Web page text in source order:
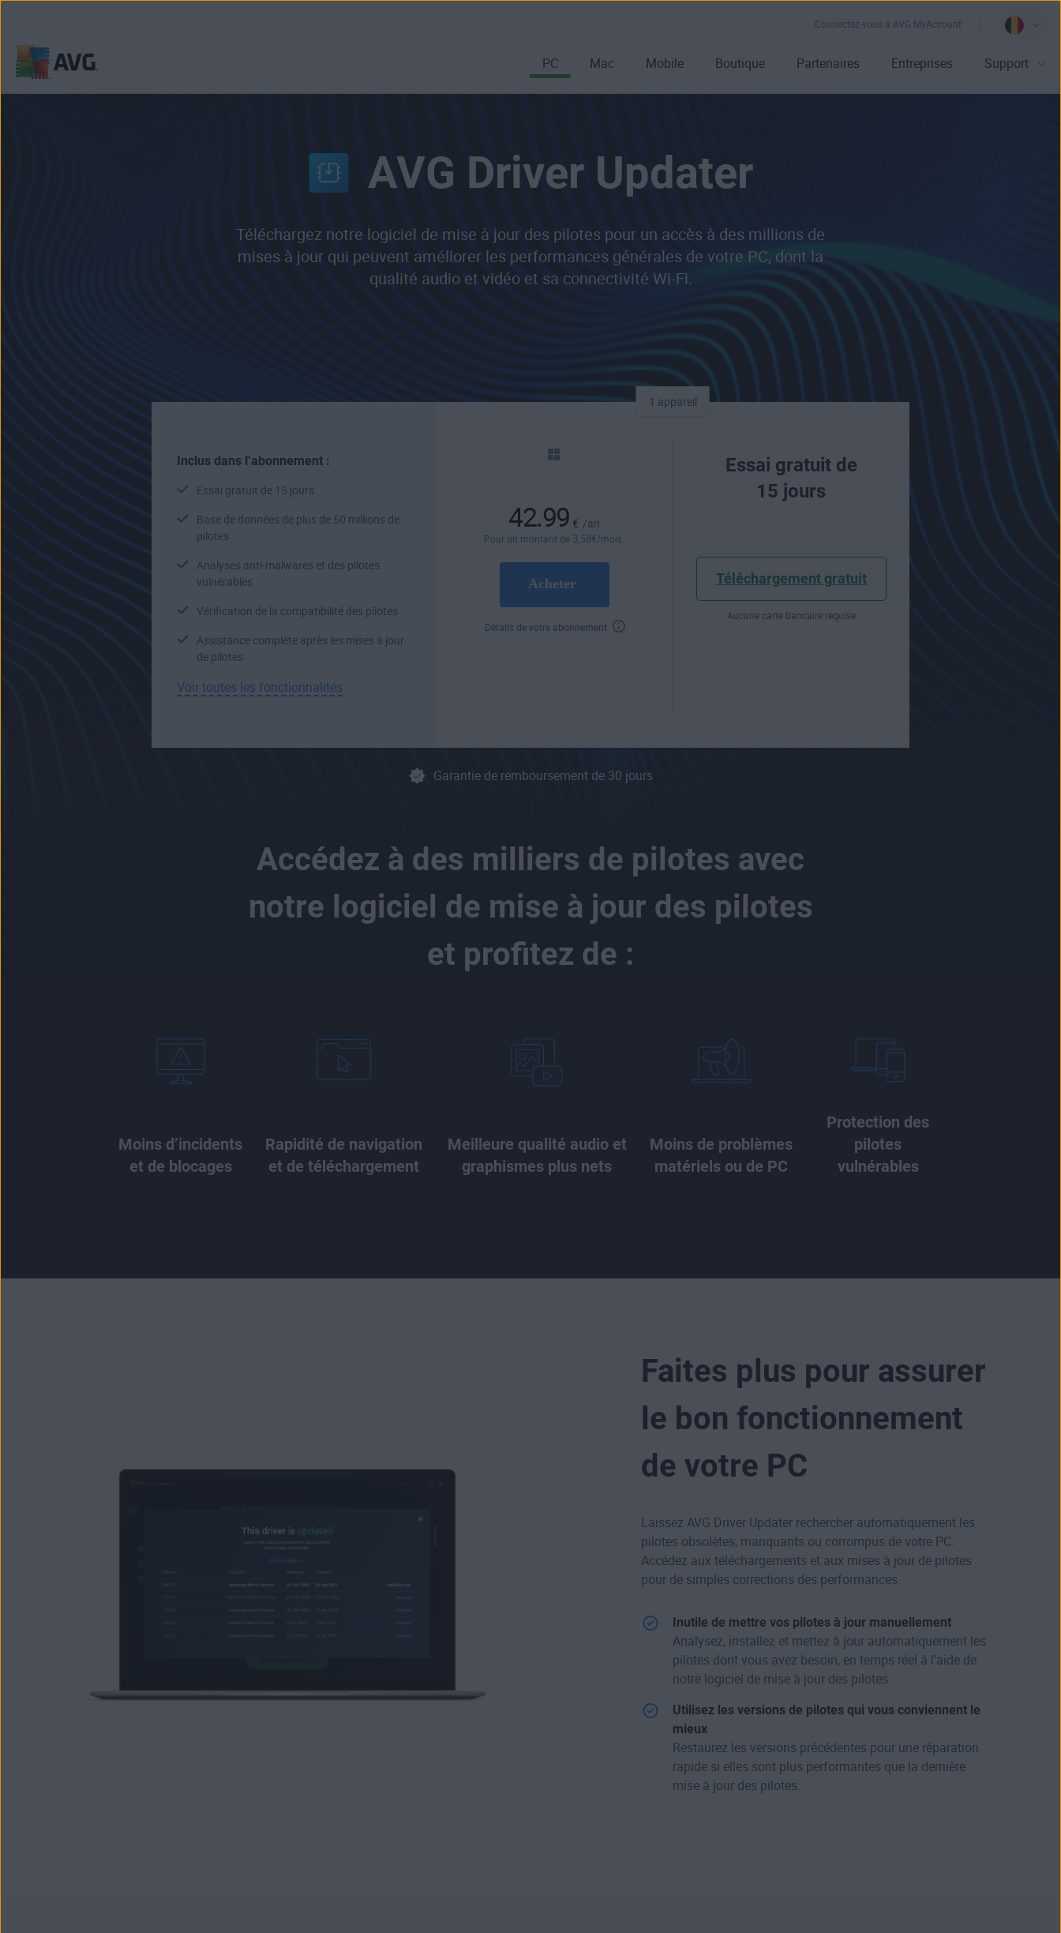
Connectez-vous à AVG MyAccount
PC Mac Mobile Boutique Partenaires Entreprises Support
AVG Driver Updater
Téléchargez notre logiciel de mise à jour des pilotes pour un accès à des millions de
mises à jour qui peuvent améliorer les performances générales de votre PC, dont la
qualité audio et vidéo et sa connectivité Wi-Fi.
Inclus dans l’abonnement :
Essai gratuit de 15 jours
Base de données de plus de 50 millions de
pilotes
Analyses anti-malwares et des pilotes
vulnérables
Vérification de la compatibilité des pilotes
Assistance complète après les mises à jour
de pilotes
Voir toutes les fonctionnalités
1 appareil
42.99 € /an
Pour un montant de 3 ,58 €/mois.
Acheter
Détails de votre abonnement
Essai gratuit de
15 jours
Téléchargement gratuit
Aucune carte bancaire requise
Garantie de remboursement de 30 jours
Accédez à des milliers de pilotes avec
notre logiciel de mise à jour des pilotes
et profitez de :
Moins d’incidents
et de blocages
Rapidité de navigation
et de téléchargement
Meilleure qualité audio et
graphismes plus nets
Moins de problèmes
matériels ou de PC
Protection des
pilotes
vulnérables
Faites plus pour assurer
le bon fonctionnement
de votre PC
Laissez AVG Driver Updater rechercher automatiquement les
pilotes obsolètes, manquants ou corrompus de votre PC.
Accédez aux téléchargements et aux mises à jour de pilotes
pour de simples corrections des performances.
Inutile de mettre vos pilotes à jour manuellement
Analysez, installez et mettez à jour automatiquement les
pilotes dont vous avez besoin, en temps réel à l’aide de
notre logiciel de mise à jour des pilotes.
Utilisez les versions de pilotes qui vous conviennent le
mieux
Restaurez les versions précédentes pour une réparation
rapide si elles sont plus performantes que la dernière
mise à jour des pilotes.